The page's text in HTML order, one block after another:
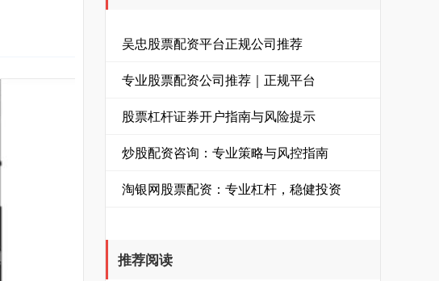
吴忠股票配资平台正规公司推荐
专业股票配资公司推荐｜正规平台
股票杠杆证券开户指南与风险提示
炒股配资咨询：专业策略与风控指南
淘银网股票配资：专业杠杆，稳健投资
推荐阅读